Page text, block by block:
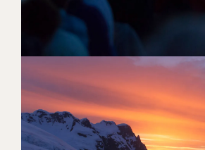
IKONISK SØREJSE OG TO
NÆTTER I PULSERENDE NEW
[ LÆS MERE ]